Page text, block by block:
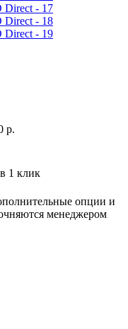
р.
1 клик
опции и
менеджером